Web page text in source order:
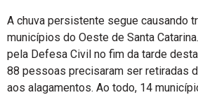
A chuva persistente segue causando
municípios do Oeste de Santa
pela Defesa Civil no fim da tarde
88 pessoas precisaram ser retiradas
aos alagamentos. Ao todo, 14